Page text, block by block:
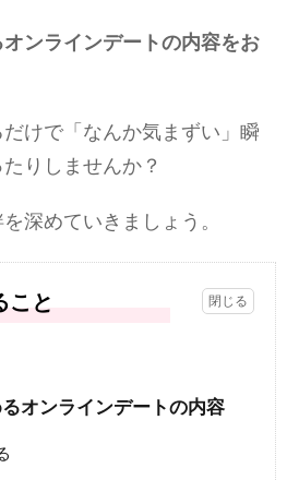
ンラインデートの内容をお
けで「なんか気まずい」瞬
りしませんか？
深めていきましょう。
こと
オンラインデートの内容